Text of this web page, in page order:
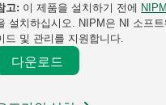
고: 이 제품을 설치하기 전에
설치하십시오. NIPM은 NI 소프
드 및 관리를 지원합니다.
다운로드​